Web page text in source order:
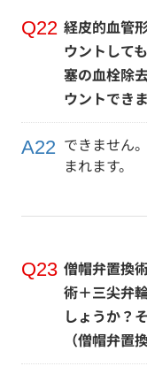
経皮的血管
ウントして
塞の血栓除
ウントでき
できません
まれます。
僧帽弁置換
術＋三尖弁
しょうか？
（僧帽弁置